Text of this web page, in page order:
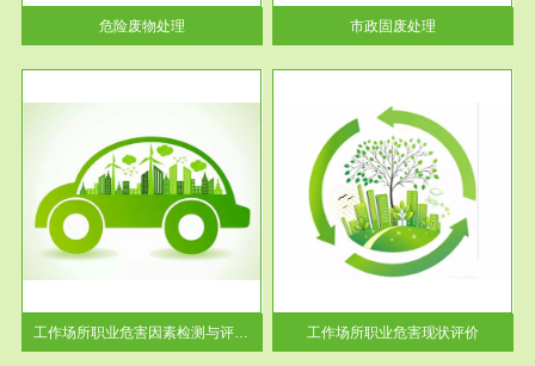
危险废物处理
理处...
市政固废处理
工作场所职业危害因素检测与评价...
服务范围
工作场所职业危害现状评价
【现状评价意义】：具体因素---
-通过质谱分析等多种手段明确
工作场...
工作场所职业危害现状评价